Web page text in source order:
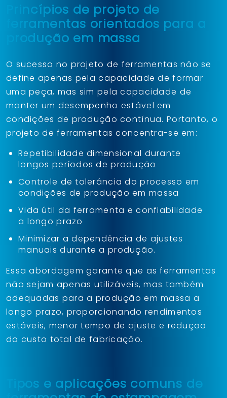
Princípios de projeto de
ferramentas orientados para a
produção em massa
O sucesso no projeto de ferramentas não se
define apenas pela capacidade de formar
uma peça, mas sim pela capacidade de
manter um desempenho estável em
condições de produção contínua. Portanto, o
projeto de ferramentas concentra-se em:
Repetibilidade dimensional durante
longos períodos de produção
Controle de tolerância do processo em
condições de produção em massa
Vida útil da ferramenta e confiabilidade
a longo prazo
Minimizar a dependência de ajustes
manuais durante a produção.
Essa abordagem garante que as ferramentas
não sejam apenas utilizáveis, mas também
adequadas para a produção em massa a
longo prazo, proporcionando rendimentos
estáveis, menor tempo de ajuste e redução
do custo total de fabricação.
Tipos e aplicações comuns de